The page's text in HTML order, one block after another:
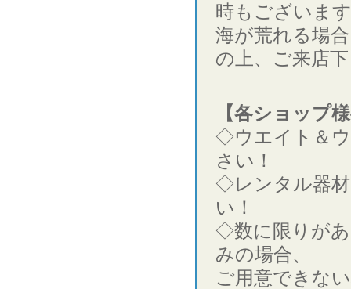
時もございま
海が荒れる場
の上、ご来店
【各ショップ
◇ウエイト＆
さい！
◇レンタル器
い！
◇数に限りが
みの場合、
ご用意できな